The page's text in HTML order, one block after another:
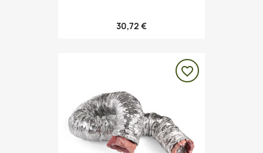
30,72 €
favorite_border